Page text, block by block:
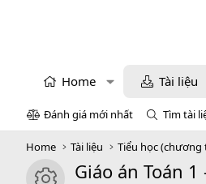
Home Tài liệu
Đánh giá mới nhất Tìm tài
Home Tài liệu Tiểu học
Giáo án Toán